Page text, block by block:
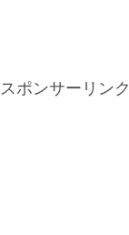
スポンサーリンク